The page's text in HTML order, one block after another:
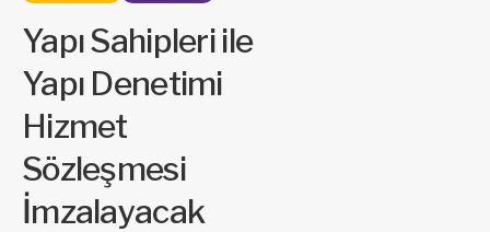
Yapı Sahipleri ile
Yapı Denetimi
Hizmet
Sözleşmesi
İmzalayacak